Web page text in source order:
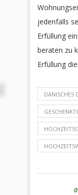
jedenfalls
Erfüllung
beraten zu
Erfüllung
DÄNISCHES
0